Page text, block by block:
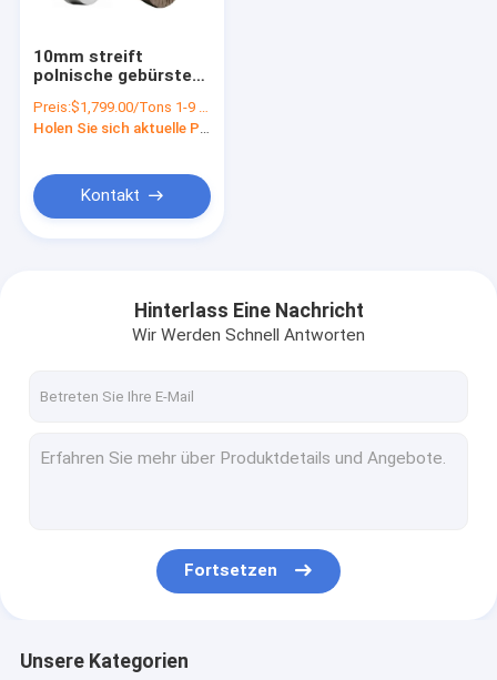
10mm streift
polnische gebürstete
Haupt-Astm A240
304 316L ab
Preis:$1,799.00/Tons 1-9 Tons
Holen Sie sich aktuelle Preis
Kontakt
Hinterlass Eine Nachricht
Wir Werden Schnell Antworten
Fortsetzen
Unsere Kategorien